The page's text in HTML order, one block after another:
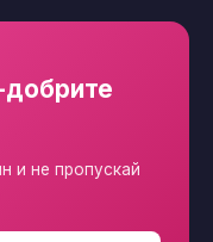
добрите
и не пропускай